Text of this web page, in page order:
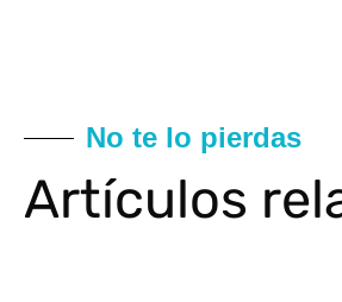
No te lo pierdas
Artículos